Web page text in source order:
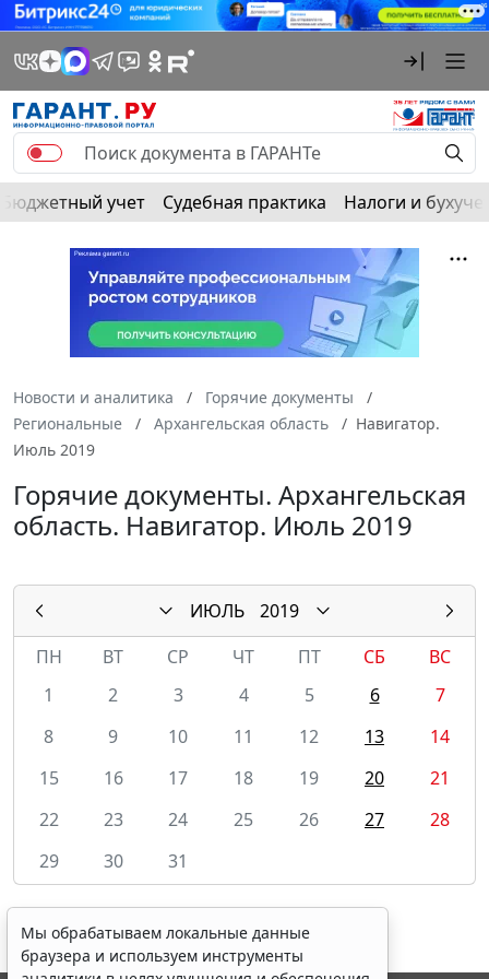
Бюджетный учет Судебная практика Налоги и
Новости и аналитика
Горячие документы
Региональные
Архангельская область
Навигатор.
Июль 2019
Горячие документы. Архангельская
область. Навигатор. Июль 2019
ИЮЛЬ
2019
ПН
ВТ СР ЧТ ПТ СБ
ВС
1
2 3 4 5 6
7
8
9 10 11 12 13
14
15
16 17 18 19 20
21
22
23 24 25 26 27
28
29
30 31
Мы обрабатываем локальные данные
браузера и используем инструменты